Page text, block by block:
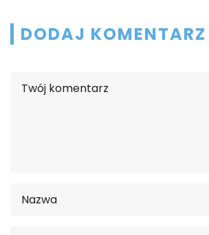
DODAJ KOMENTARZ